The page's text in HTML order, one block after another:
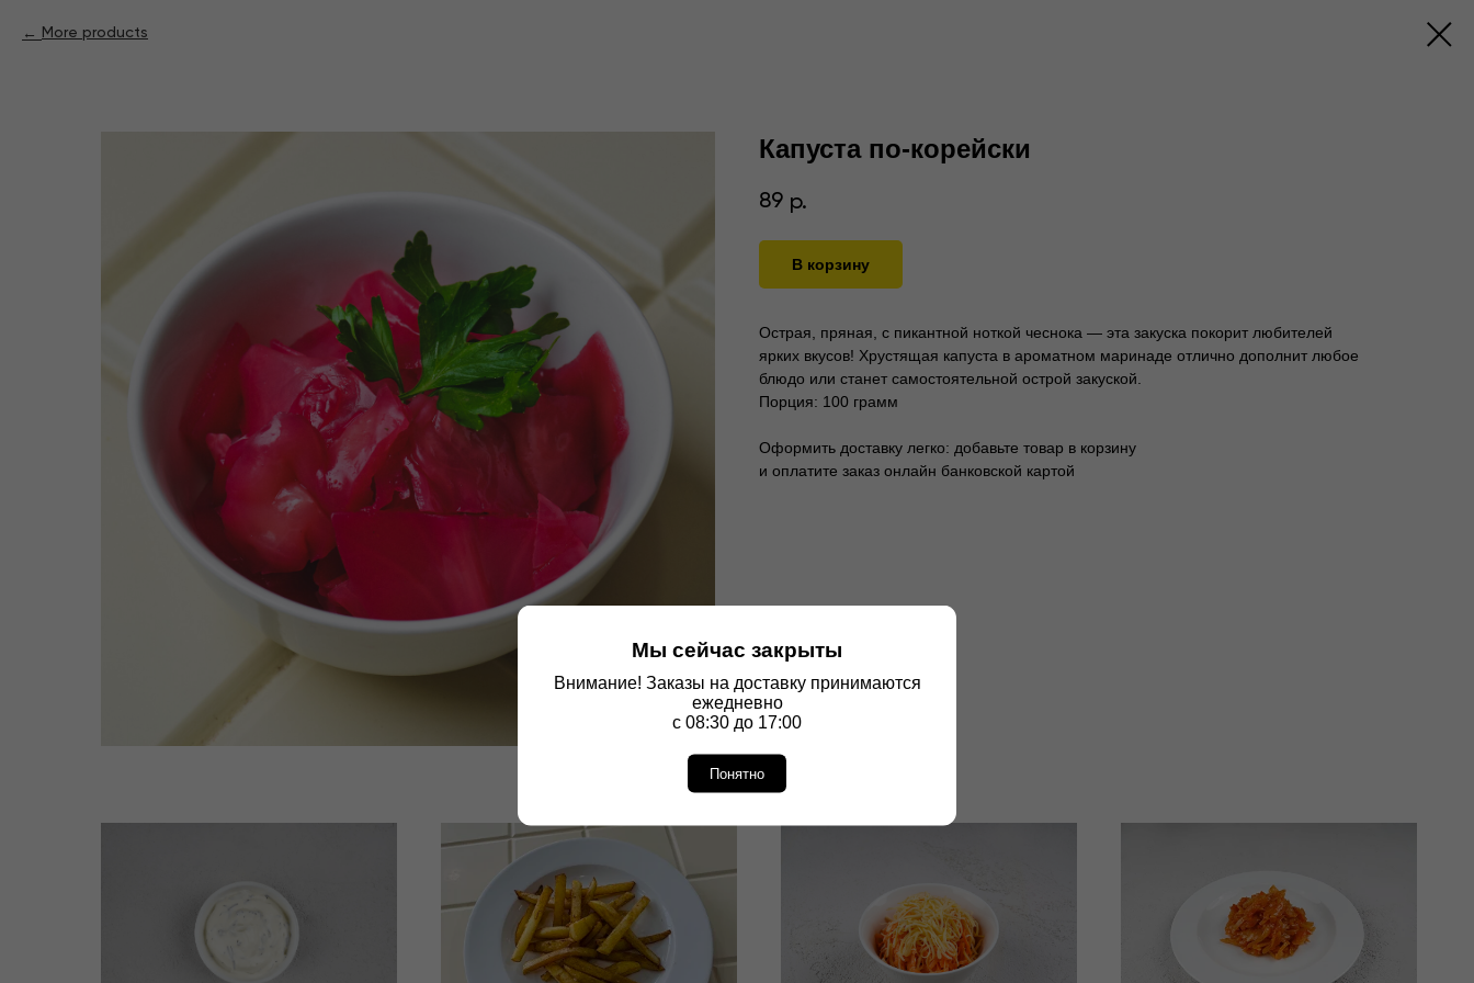
More products
Капуста по-корейски
89 р.
В корзину
Острая, пряная, с пикантной ноткой чеснока — эта закуска покорит любителей
ярких вкусов! Хрустящая капуста в ароматном маринаде отлично дополнит любое
блюдо или станет самостоятельной острой закуской.
Порция: 100 грамм
Оформить доставку легко: добавьте товар в корзину
и оплатите заказ онлайн банковской картой
Мы сейчас закрыты
Внимание! Заказы на доставку принимаются
ежедневно
с 08:30 до 17:00
Понятно